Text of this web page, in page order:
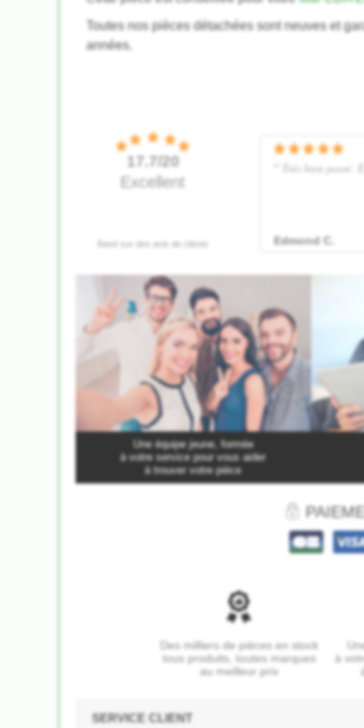
Toutes nos pièces détachées sont neuves et
années.
Une équipe jeune, formée
à votre service pour vous aider
à trouver votre pièce
Des milliers de pièces en stock
tous produits, toutes marques
au meilleur prix
à
SERVICE CLIENT